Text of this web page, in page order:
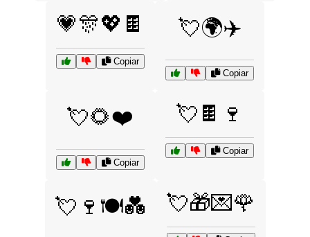
💗🎊💖🍫
Copiar
💘🌍✈️
Copiar
💘🌻❤️
Copiar
💘🍫🍷
Copiar
💘🍷🍽️💑 💘🎁💌🌹